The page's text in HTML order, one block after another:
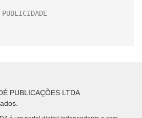
PUBLICAÇÕES LTDA